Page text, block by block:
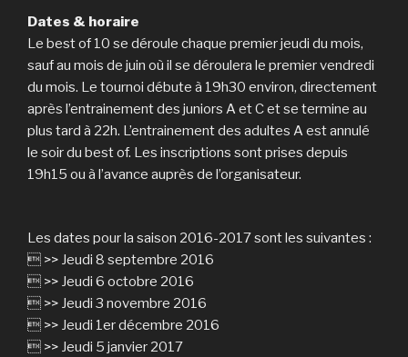
Dates & horaire
Le best of 10 se déroule chaque premier jeudi du mois,
sauf au mois de juin où il se déroulera le premier vendredi
du mois. Le tournoi débute à 19h30 environ, directement
après l’entrainement des juniors A et C et se termine au
plus tard à 22h. L’entrainement des adultes A est annulé
le soir du best of. Les inscriptions sont prises depuis
19h15 ou à l’avance auprès de l’organisateur.
Les dates pour la saison 2016-2017 sont les suivantes :
 >> Jeudi 8 septembre 2016
 >> Jeudi 6 octobre 2016
 >> Jeudi 3 novembre 2016
 >> Jeudi 1er décembre 2016
 >> Jeudi 5 janvier 2017